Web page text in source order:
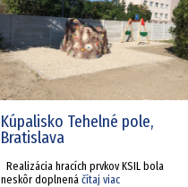
Kúpalisko Tehelné pole,
Bratislava
Realizácia hracích prvkov KSIL bola
neskôr doplnená čítaj viac